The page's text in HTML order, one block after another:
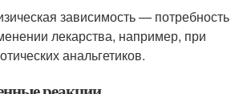
зависимость — потребность
лекарства, например, при
анальгетиков.